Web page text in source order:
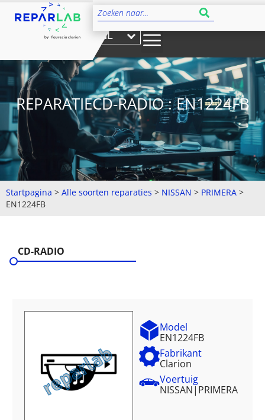
NL
REPARATIECD-RADIO : EN1224FB
Startpagina > Alle soorten reparaties > NISSAN > PRIMERA >
EN1224FB
CD-RADIO
Model
EN1224FB
Fabrikant
Clarion
Voertuig
NISSAN| PRIMERA